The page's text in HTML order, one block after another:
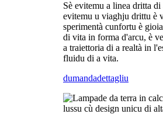
Sè evitemu a linea dritta di
evitemu u viaghju drittu è
sperimentà cunfortu è
di vita in forma d'arcu, è
a traiettoria di a realtà in
fluidu di a vita.
dumandadettagliu